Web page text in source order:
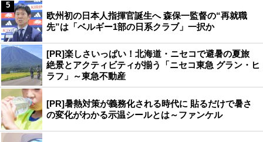
欧州初の日本人指揮官誕生へ 森保一監督の“再就職
先”は「ベルギー1部の日系クラブ」一択か
5
[PR]楽しさいっぱい！北海道・ニセコで避暑の夏旅
絶景とアクティビティが揃う「ニセコ東急 グラン・ヒ
ラフ」～東急不動産
[PR]暑熱対策が義務化される時代に 貼るだけで暑さ
の変化がわかる示温シールとは～ファンケル